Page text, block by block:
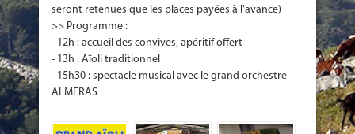
seront retenues que les places payées à l'avance)
>> Programme :
- 12h : accueil des convives, apéritif offert
- 13h : Aïoli traditionnel
- 15h30 : spectacle musical avec le grand orchestre
ALMERAS